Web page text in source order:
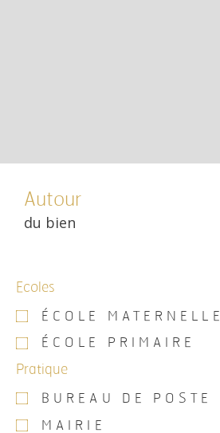
Autour
du bien
Ecoles
ÉCOLE MATERNELLE
ÉCOLE PRIMAIRE
Pratique
BUREAU DE POSTE
MAIRIE